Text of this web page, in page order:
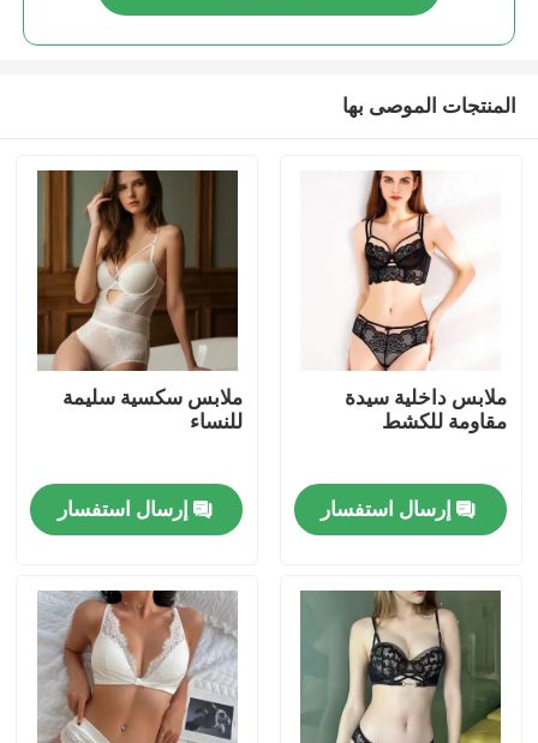
منزل
المنتجات
المنتجات الموصى بها
ملابس داخلية سيدة
مقاومة للكشط
إرسال استفسار
ملابس سكسية سليمة
للنساء
إرسال استفسار